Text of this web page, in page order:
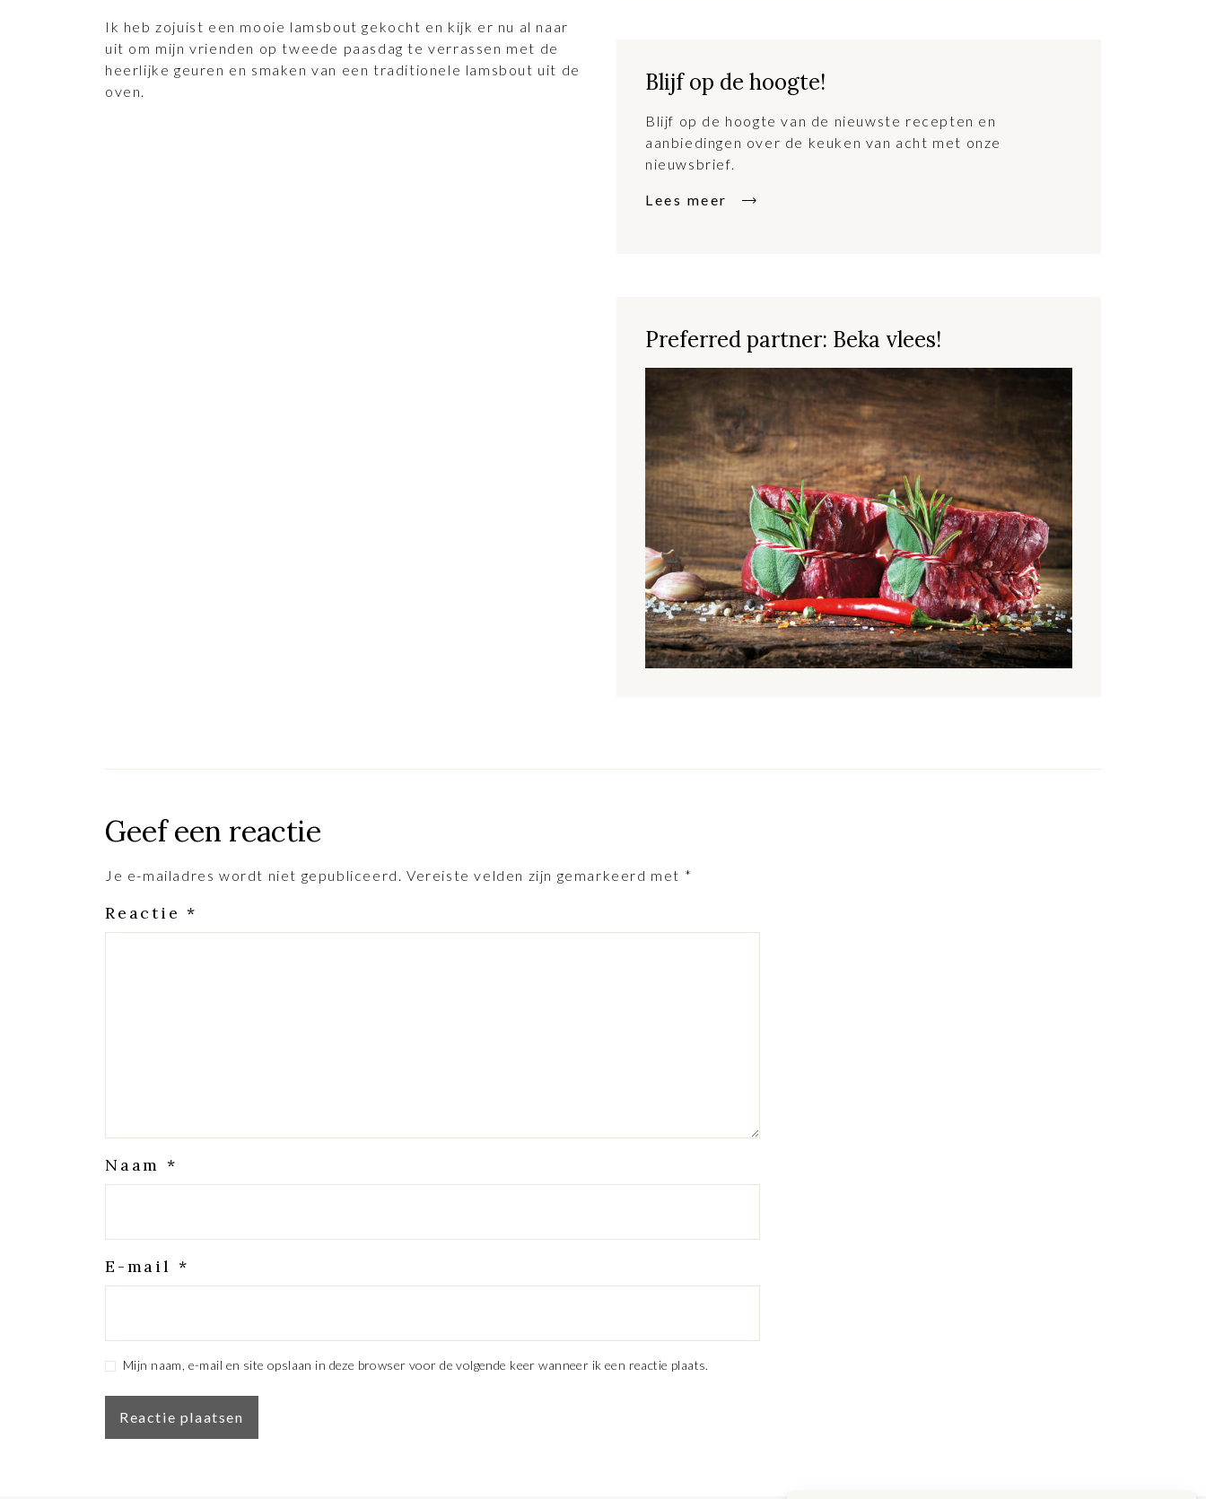
Ik heb zojuist een mooie lamsbout gekocht en kijk er nu al naar
uit om mijn vrienden op tweede paasdag te verrassen met de
heerlijke geuren en smaken van een traditionele lamsbout uit de
oven.
Blijf op de hoogte!
Blijf op de hoogte van de nieuwste recepten en
aanbiedingen over de keuken van acht met onze
nieuwsbrief.
Lees meer
Preferred partner: Beka vlees!
Geef een reactie
Je e-mailadres wordt niet gepubliceerd. Vereiste velden zijn gemarkeerd met *
Reactie*
Naam *
E-mail *
Mijn naam, e-mail en site opslaan in deze browser voor de volgende keer wanneer ik een reactie plaats.